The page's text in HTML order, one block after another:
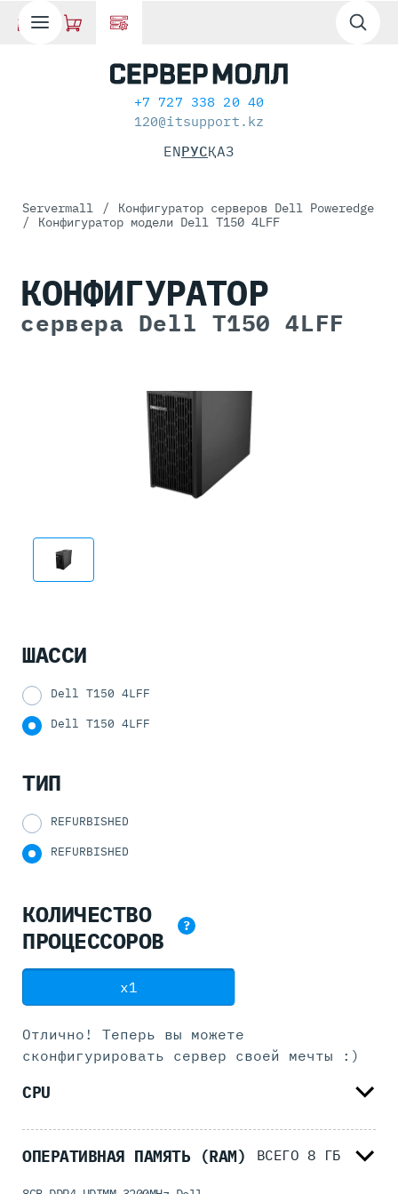
+7 727 338 20 40
120@itsupport.kz
ENРУСҚАЗ
Servermall /
Конфигуратор серверов Dell Poweredge
/
Конфигуратор модели Dell T150 4LFF
КОНФИГУРАТОР
сервера Dell T150 4LFF
ШАССИ
Dell T150 4LFF
Dell T150 4LFF
ТИП
REFURBISHED
REFURBISHED
КОЛИЧЕСТВО
ПРОЦЕССОРОВ
?
x1
Отлично! Теперь вы можете
сконфигурировать сервер своей мечты :)
CPU
ОПЕРАТИВНАЯ ПАМЯТЬ (RAM) ВСЕГО 8 ГБ